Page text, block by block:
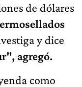
de dólares
y dice
agregó.
como